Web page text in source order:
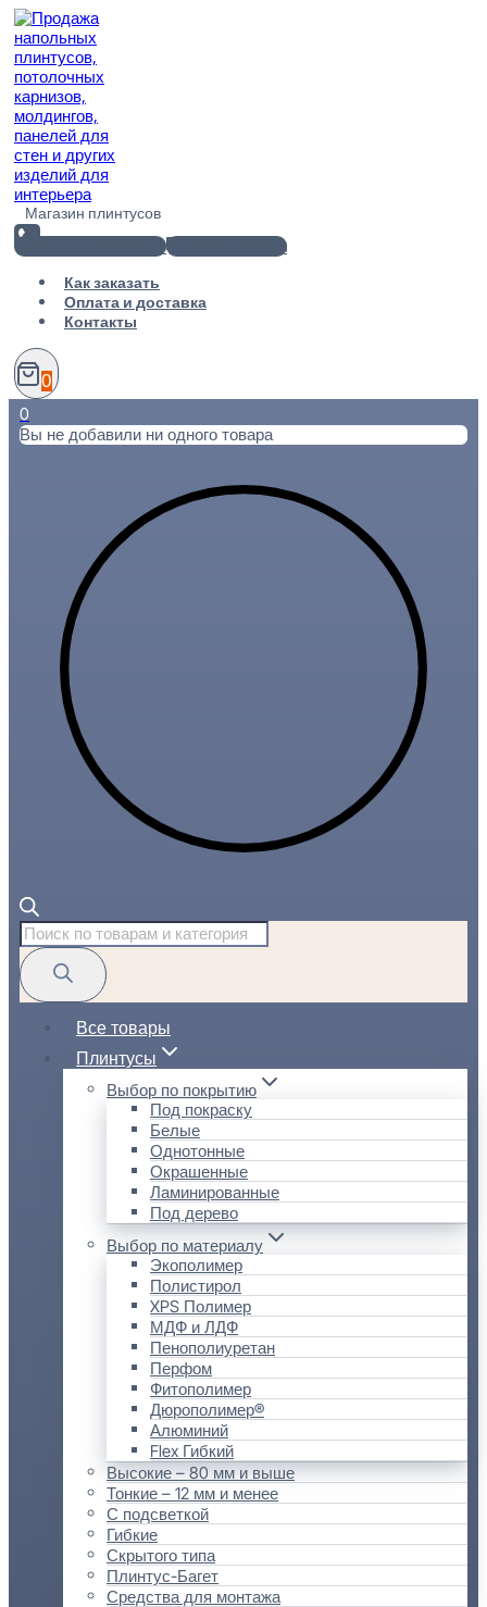
Перейти
содержимому
Магазин плинтусов
+7(812) 920-02-38
info@101metr.ru
Как заказать
Оплата и доставка
Контакты
0
0
Вы не добавили ни одного товара
Поиск
товаров
Все товары
Плинтусы
Выбор по покрытию
Под покраску
Белые
Однотонные
Окрашенные
Ламинированные
Под дерево
Выбор по материалу
Экополимер
Полистирол
XPS Полимер
МДФ и ЛДФ
Пенополиуретан
Перфом
Фитополимер
Дюрополимер®
Алюминий
Flex Гибкий
Высокие – 80 мм и выше
Тонкие – 12 мм и менее
С подсветкой
Гибкие
Скрытого типа
Плинтус-Багет
Средства для монтажа